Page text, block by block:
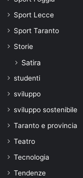
Sport Lecce
Sport Taranto
Storie
Satira
studenti
sviluppo
sviluppo sostenibile
Taranto e provincia
Teatro
Tecnologia
Tendenze